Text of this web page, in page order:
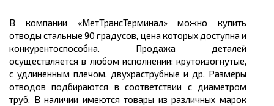
В компании «МетТрансТерминал» можно купить
отводы стальные 90 градусов, цена которых доступна и
конкурентоспособна. Продажа деталей
осуществляется в любом исполнении: крутоизогнутые,
с удлиненным плечом, двухраструбные и др. Размеры
отводов подбираются в соответствии с диаметром
труб. В наличии имеются товары из различных марок